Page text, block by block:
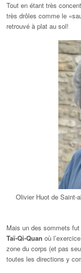
Tout en étant très
très drôles comme le
retrouvé à plat au sol!
Olivier Huot de Saint-
Mais un des sommets
Taï-Qi-Quan où
zone du corps (et pas
toutes les directions y